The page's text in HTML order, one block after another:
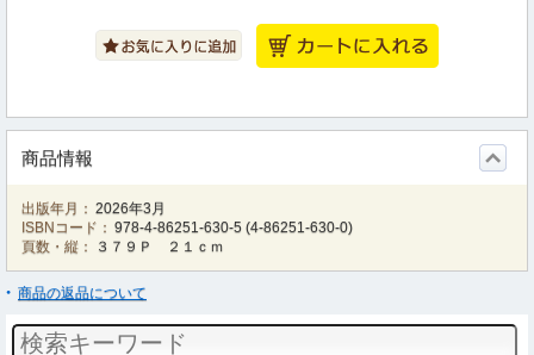
商品情報
出版年月： 2026年3月
ISBNコード： 978-4-86251-630-5 (4-86251-630-0)
頁数・縦：
３７９Ｐ ２１ｃｍ
商品の返品について